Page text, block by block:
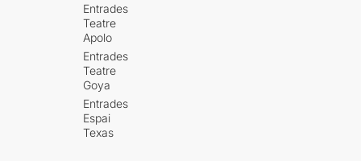
Entrades
Teatre
Apolo
Entrades
Teatre
Goya
Entrades
Espai
Texas